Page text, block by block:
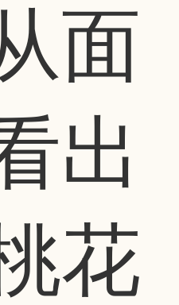
面
出
花